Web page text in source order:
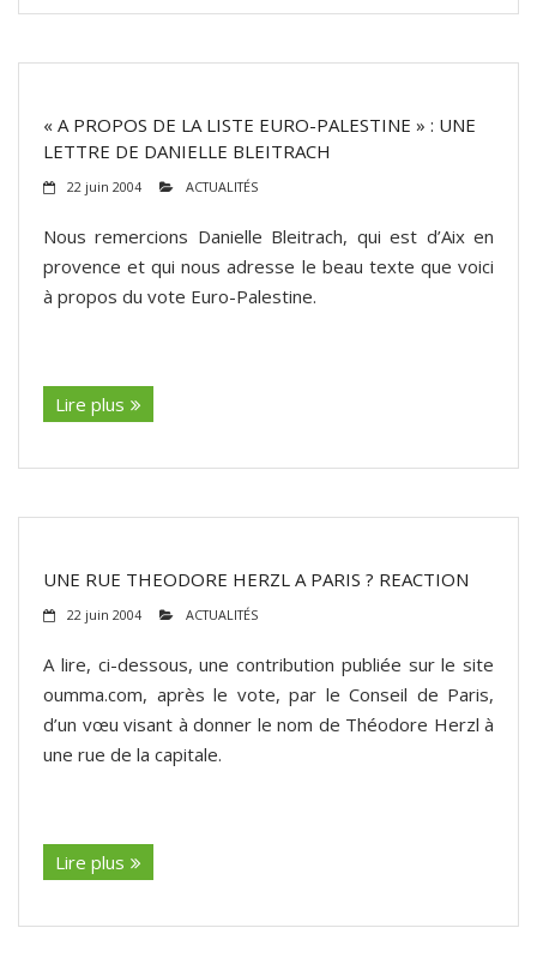
« A PROPOS DE LA LISTE EURO-PALESTINE » : UNE
LETTRE DE DANIELLE BLEITRACH
22 juin 2004 ACTUALITÉS
Nous remercions Danielle Bleitrach, qui est d’Aix en
provence et qui nous adresse le beau texte que voici
à propos du vote Euro-Palestine.
Lire plus
UNE RUE THEODORE HERZL A PARIS ? REACTION
22 juin 2004 ACTUALITÉS
A lire, ci-dessous, une contribution publiée sur le site
oumma.com, après le vote, par le Conseil de Paris,
d’un vœu visant à donner le nom de Théodore Herzl à
une rue de la capitale.
Lire plus